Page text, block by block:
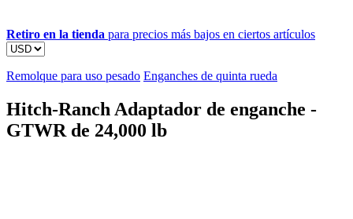
Retiro en la tienda para precios más bajos en ciertos artículos
Remolque para uso pesado Enganches de quinta rueda
Hitch-Ranch Adaptador de enganche -
GTWR de 24,000 lb